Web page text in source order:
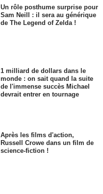
Un rôle posthume surprise pour
Sam Neill : il sera au générique
de The Legend of Zelda !
1 milliard de dollars dans le
monde : on sait quand la suite
de l'immense succès Michael
devrait entrer en tournage
Après les films d'action,
Russell Crowe dans un film de
science-fiction !